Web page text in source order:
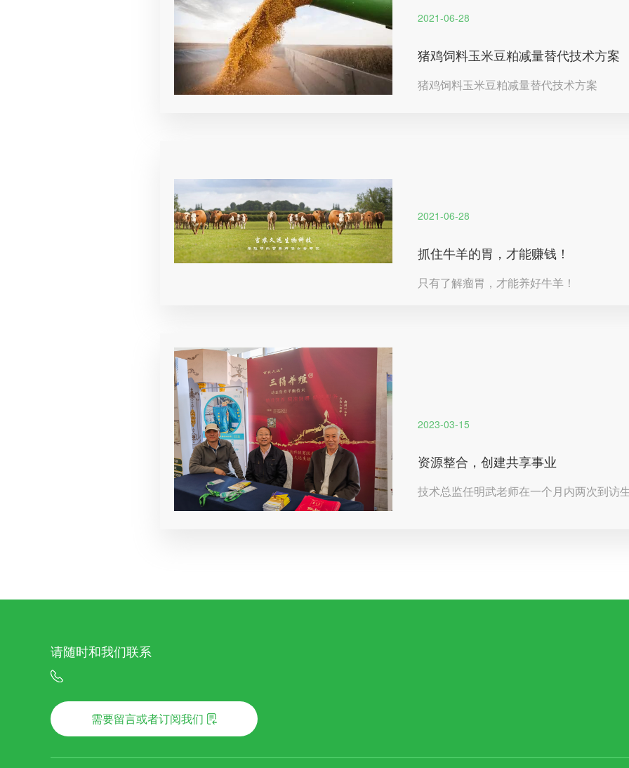
2021-06-28
猪鸡饲料玉米豆粕减量替代技术方案
猪鸡饲料玉米豆粕减量替代技术方案
2021-06-28
抓住牛羊的胃，才能赚钱！
只有了解瘤胃，才能养好牛羊！
2023-03-15
资源整合，创建共享事业
技术总监任明武老师在一个月内两次到访
请随时和我们联系
需要留言或者订阅我们